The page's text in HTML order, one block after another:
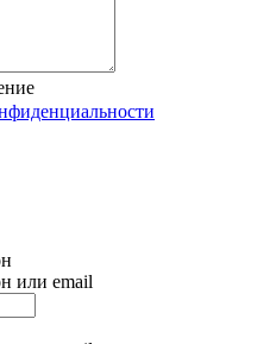
или email